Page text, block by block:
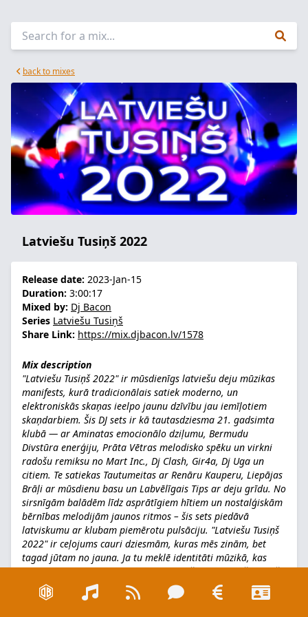
back to mixes
Latviešu Tusiņš 2022
Release date: 2023-Jan-15
Duration: 3:00:17
Mixed by: Dj Bacon
Series Latviešu Tusiņš
Share Link: https://mix.djbacon.lv/1578
Mix description
"Latviešu Tusiņš 2022" ir mūsdienīgs latviešu deju mūzikas
manifests, kurā tradicionālais satiek moderno, un
elektroniskās skaņas ieelpo jaunu dzīvību jau iemīļotiem
skaņdarbiem. Šis DJ sets ir kā tautasdziesma 21. gadsimta
klubā — ar Aminatas emocionālo dziļumu, Bermudu
Divstūra enerģiju, Prāta Vētras melodisko spēku un virkni
radošu remiksu no Mart Inc., Dj Clash, Gir4a, Dj Uga un
citiem. Te satiekas Tautumeitas ar Renāru Kauperu, Liepājas
Brāļi ar mūsdienu basu un Labvēlīgais Tips ar deju grīdu. No
sirsnīgām balādēm līdz asprātīgiem hītiem un nostalģiskām
bērnības melodijām jaunos ritmos – šis sets piedāvā
latviskumu ar klubam piemērotu pulsāciju. "Latviešu Tusiņš
2022" ir ceļojums cauri dziesmām, kuras mēs zinām, bet
tagad jūtam no jauna. Ja tu meklē identitāti mūzikā, kas
vienlaikus izklaidē, saviļņo un saliedē, šis sets ir tieši priekš
tevis.